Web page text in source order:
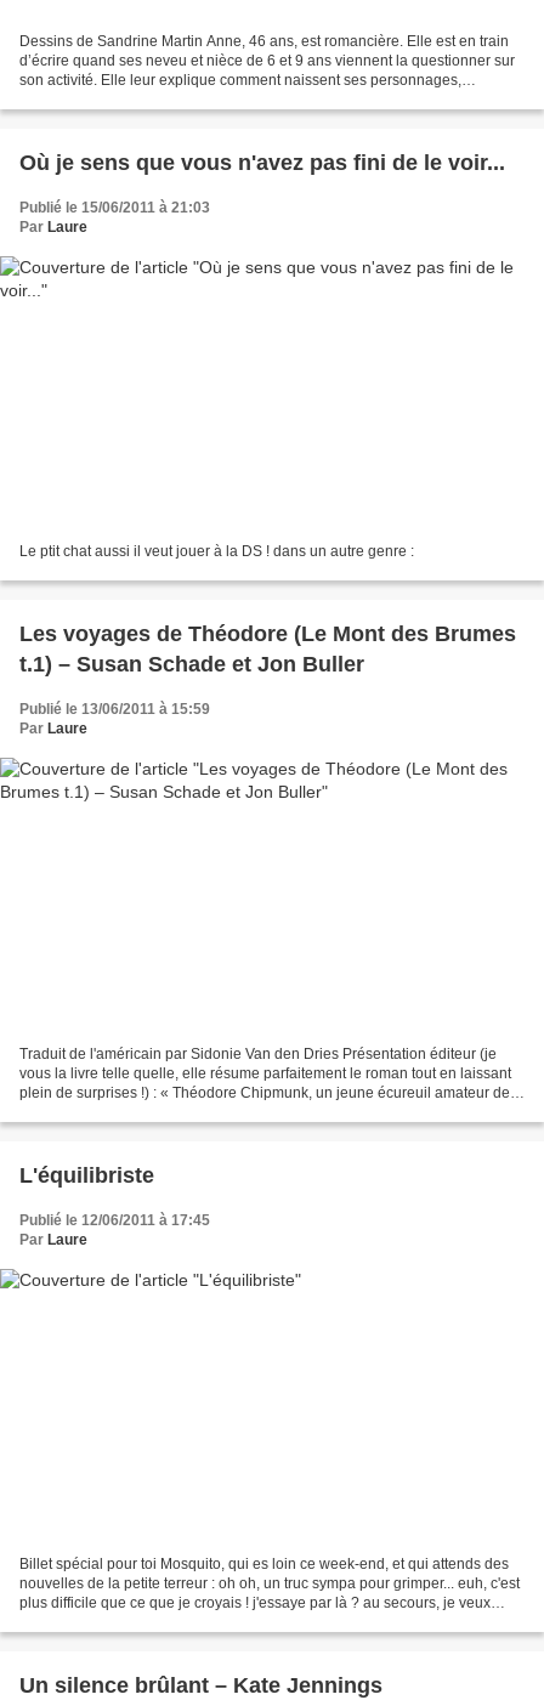
Dessins de Sandrine Martin Anne, 46 ans, est romancière. Elle est en train
d’écrire quand ses neveu et nièce de 6 et 9 ans viennent la questionner sur
son activité. Elle leur explique comment naissent ses personnages,
Où je sens que vous n'avez pas fini de le voir...
Publié le 15/06/2011 à 21:03
Par Laure
Le ptit chat aussi il veut jouer à la DS ! dans un autre genre :
Les voyages de Théodore (Le Mont des Brumes
t.1) – Susan Schade et Jon Buller
Publié le 13/06/2011 à 15:59
Par Laure
Traduit de l'américain par Sidonie Van den Dries Présentation éditeur (je
vous la livre telle quelle, elle résume parfaitement le roman tout en laissant
plein de surprises !) : « Théodore Chipmunk, un jeune écureuil amateur de
L'équilibriste
Publié le 12/06/2011 à 17:45
Par Laure
Billet spécial pour toi Mosquito, qui es loin ce week-end, et qui attends des
nouvelles de la petite terreur : oh oh, un truc sympa pour grimper... euh, c'est
plus difficile que ce que je croyais ! j'essaye par là ? au secours, je veux
Un silence brûlant – Kate Jennings